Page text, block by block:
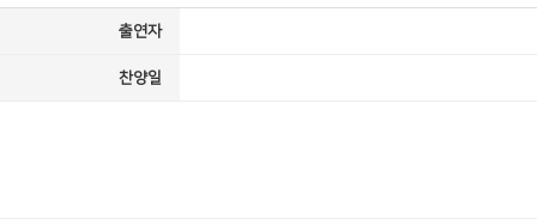
출연자
찬양일